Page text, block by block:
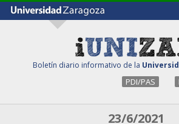
Boletín diario informativo de la
PDI/PAS
23/6/2021